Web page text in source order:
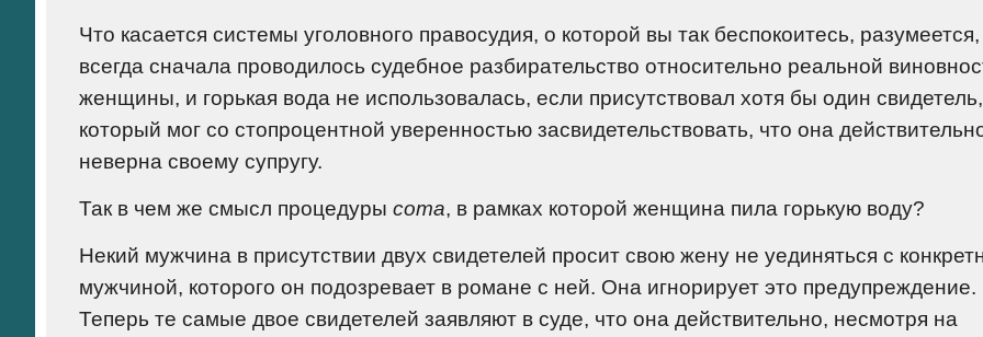
Что касается системы уголовного правосудия, о которой вы так беспокоитесь, разумеется,
всегда сначала проводилось судебное разбирательство относительно реальной
женщины, и горькая вода не использовалась, если присутствовал хотя бы один свидетель,
который мог со стопроцентной уверенностью засвидетельствовать, что она
неверна своему супругу.
Так в чем же смысл процедуры сота, в рамках которой женщина пила горькую воду?
Некий мужчина в присутствии двух свидетелей просит свою жену не уединяться с
мужчиной, которого он подозревает в романе с ней. Она игнорирует это предупреждение.
Теперь те самые двое свидетелей заявляют в суде, что она действительно, несмотря на